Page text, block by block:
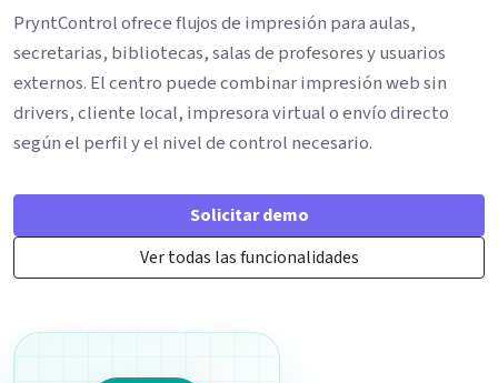
PryntControl ofrece flujos de impresión para aulas,
secretarias, bibliotecas, salas de profesores y usuarios
externos. El centro puede combinar impresión web sin
drivers, cliente local, impresora virtual o envío directo
según el perfil y el nivel de control necesario.
Solicitar demo
Ver todas las funcionalidades